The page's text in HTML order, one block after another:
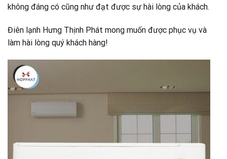
không đáng có cũng như đạt được sự hài lòng của khách.
Điên lạnh Hưng Thịnh Phát mong muốn được phục vụ và
làm hài lòng quý khách hàng!